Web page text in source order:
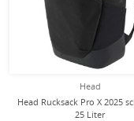
Head
Head Rucksack Pro X 2025
25 Liter